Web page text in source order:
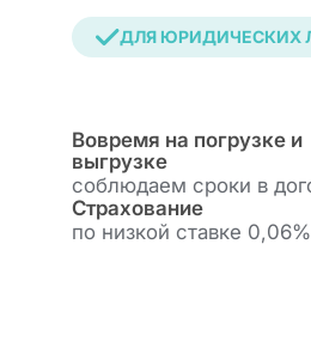
Авиаперевозки по
Международные
Грузоперевозки в
Грузоперевозки в
Международные
Отследить груз
ДЛЯ ЮРИДИЧЕСКИХ
Вовремя на погрузке и
выгрузке
cоблюдаем сроки в
Страхование
по низкой ставке 0,06%